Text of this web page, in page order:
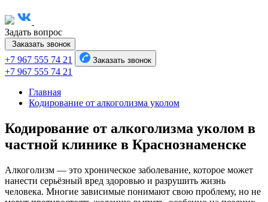
Задать вопрос
Заказать звонок
+7 967 555 74 21 Заказать звонок
+7 967 555 74 21
Главная
Кодирование от алкоголизма уколом
Кодирование от алкоголизма уколом в
частной клинике в Краснознаменске
Алкоголизм — это хроническое заболевание, которое может
нанести серьёзный вред здоровью и разрушить жизнь
человека. Многие зависимые понимают свою проблему, но не